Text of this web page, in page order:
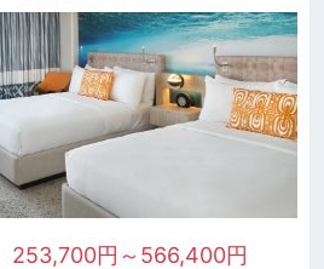
253,700円～566,400円